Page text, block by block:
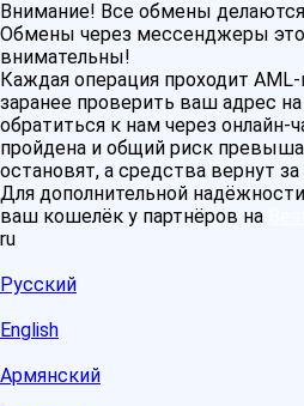
Внимание! Все обмены
Обмены через мессенджеры
внимательны!
Каждая операция проходит
заранее проверить ваш адрес
обратиться к нам через онлайн-
пройдена и общий риск
остановят, а средства вернут
Для дополнительной
ваш кошелёк у партнёров на
ru
Русский
English
Армянский